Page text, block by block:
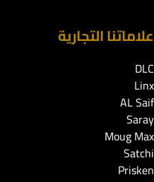
علاماتنا التجارية
DLC
Linx
AL Saif
Saray
Moug Max
Satchi
Prisken